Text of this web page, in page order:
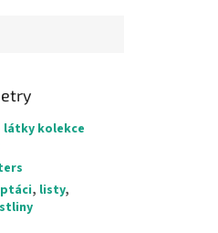
látky kolekce
ptáci, listy,